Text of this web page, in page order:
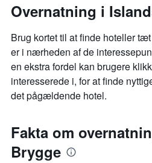
Overnatning i
Brug kortet til at finde hoteller
er i nærheden af de
en ekstra fordel kan brugere
interesserede i, for at finde
det pågældende hotel.
Fakta om
Brygge